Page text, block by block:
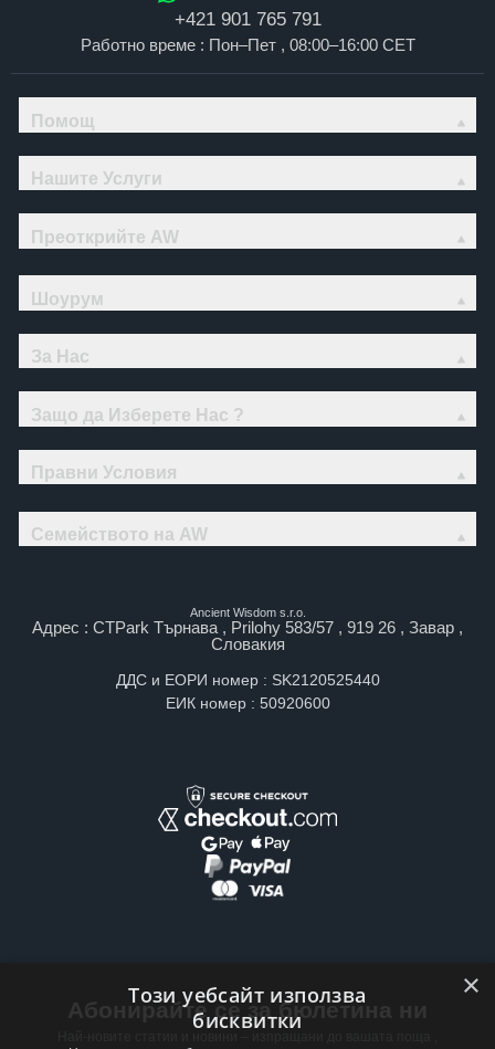
+421 901 765 791
Работно време : Пон–Пет , 08:00–16:00 CET
Помощ
Нашите Услуги
Преоткрийте AW
Шоурум
За Нас
Защо да Изберете Нас ?
Правни Условия
Семейството на AW
Ancient Wisdom s.r.o.
Адрес : CTPark Търнава , Prilohy 583/57 , 919 26 , Завар ,
Словакия
ДДС и ЕОРИ номер : SK2120525440
ЕИК номер : 50920600
Абонирайте се за бюлетина ни
×
Този уебсайт използва
бисквитки